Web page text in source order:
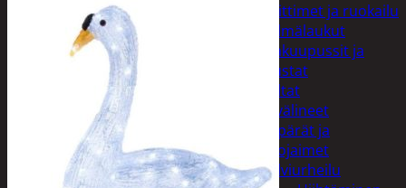
Keittimet ja ruokailu
Kylmälaukut
Makuupussit ja
alustat
Teltat
Urheiluvälineet
Kypärät ja
suojaimet
Talviurheilu